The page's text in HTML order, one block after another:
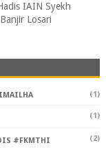
IAIN Syekh
Losari
(1)
(1)
#FKMTHI
(2)